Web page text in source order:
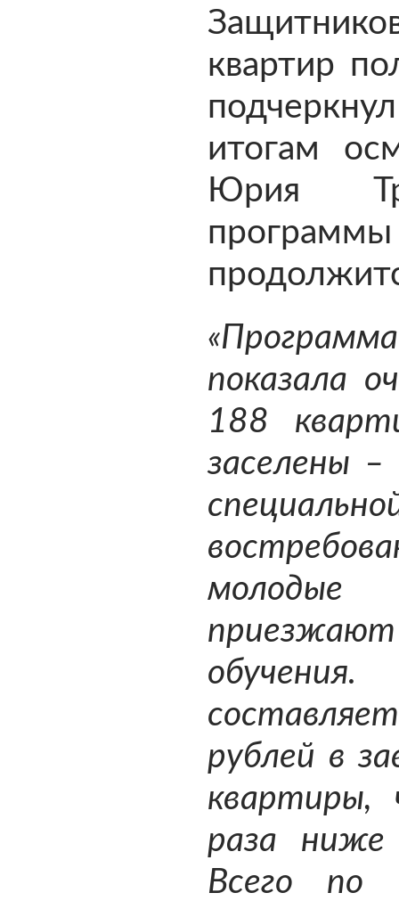
квартир
итогам
Юрия
показала
188
заселены –
приезжают
рублей в
раза ниже
Всего по